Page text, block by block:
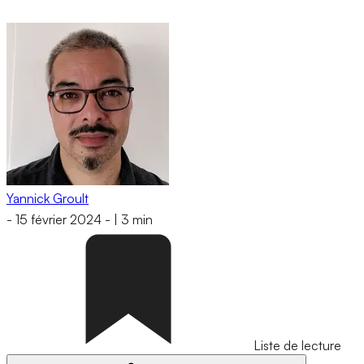
Yannick Groult
- 15 février 2024 - 3 min
Liste de lecture